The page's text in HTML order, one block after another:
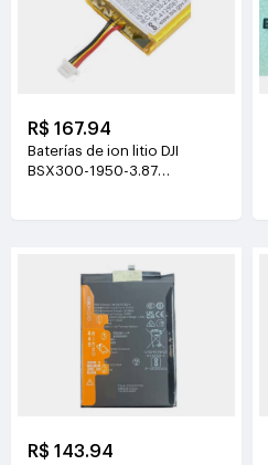
R$ 167.94
Baterías de ion litio DJI
BSX300-1950-3.87
R$ 143.94